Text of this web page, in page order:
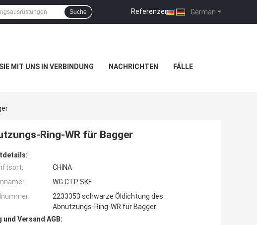
German
Referenzen |
Suche
MIT UNS IN VERBINDUNG NACHRICHTEN FÄLLE
Ring-WR für Bagger
CHINA
WG CTP SKF
2233353 schwarze Öldichtung des
Abnutzungs-Ring-WR für Bagger
und Versand AGB: